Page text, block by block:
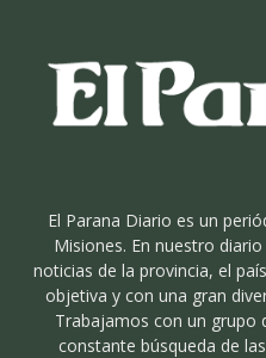
El Parana Diario es un
Misiones. En nuestro
noticias de la provincia, el
objetiva y con una gran
Trabajamos con un grupo
constante búsqueda de